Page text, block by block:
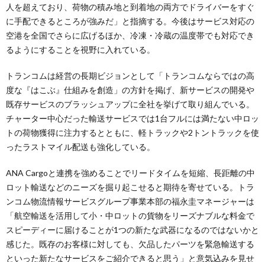
人を超えており、荷物の積み地と到着地の両方でドライバーをすぐ
に手配できるところが強みだ」と指摘する。今後はサービス対応の
空港を全国でさらに広げるほか、冷凍・冷蔵の温度帯でも対応でき
るようにすることを視野に入れている。
トランコムは経営の長期ビジョンとして「トランコムならではの高
度な『はこぶ』仕組みを創造」の方針を掲げ、新サービスの開発や
既存サービスのブラッシュアップに全社を挙げて取り組んでいる。
チャーター中心だった輸送サービスでは1台フルには満たない中ロッ
トの荷物獲得に注力するとともに、軽トラックや2トントラックを使
ったラストマイル配送も強化している。
ANA Cargoと連携を強めることでリードタイムを短縮、長距離の中
ロット輸送などのニーズを掘り起こせると期待を寄せている。トラ
ンコム物流情報サービスグループ事業本部の福永圭マネージャーは
「航空輸送を活用して小・中ロットの貨物をリーズナブルな料金で
スピーディーに届けることが1つの新たな武器になるのではないかと
感じた。既存のお客様に対しても、欠品したパーツを緊急輸送する
といった新たなサービスをご紹介できると思う」と意気込みを見せ